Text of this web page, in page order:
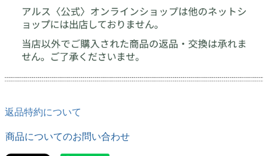
返品特約について
商品についてのお問い合わせ